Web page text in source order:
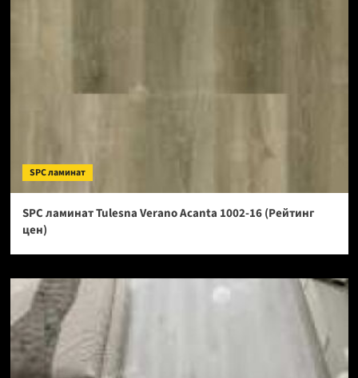
SPC ламинат
SPC ламинат Tulesna Verano Acanta 1002-16 (Рейтинг
цен)